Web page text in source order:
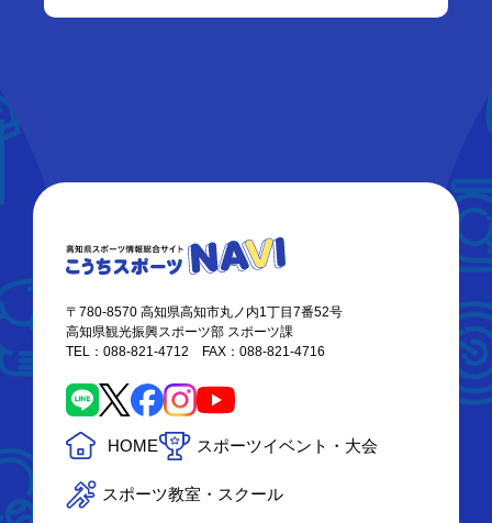
〒780-8570 高知県高知市丸ノ内1丁目7番52号
高知県観光振興スポーツ部 スポーツ課
TEL：088-821-4712 FAX：088-821-4716
HOME スポーツイベント・大会
スポーツ教室・スクール